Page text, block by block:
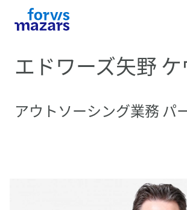
エドワーズ矢野
アウトソーシング業務 パ